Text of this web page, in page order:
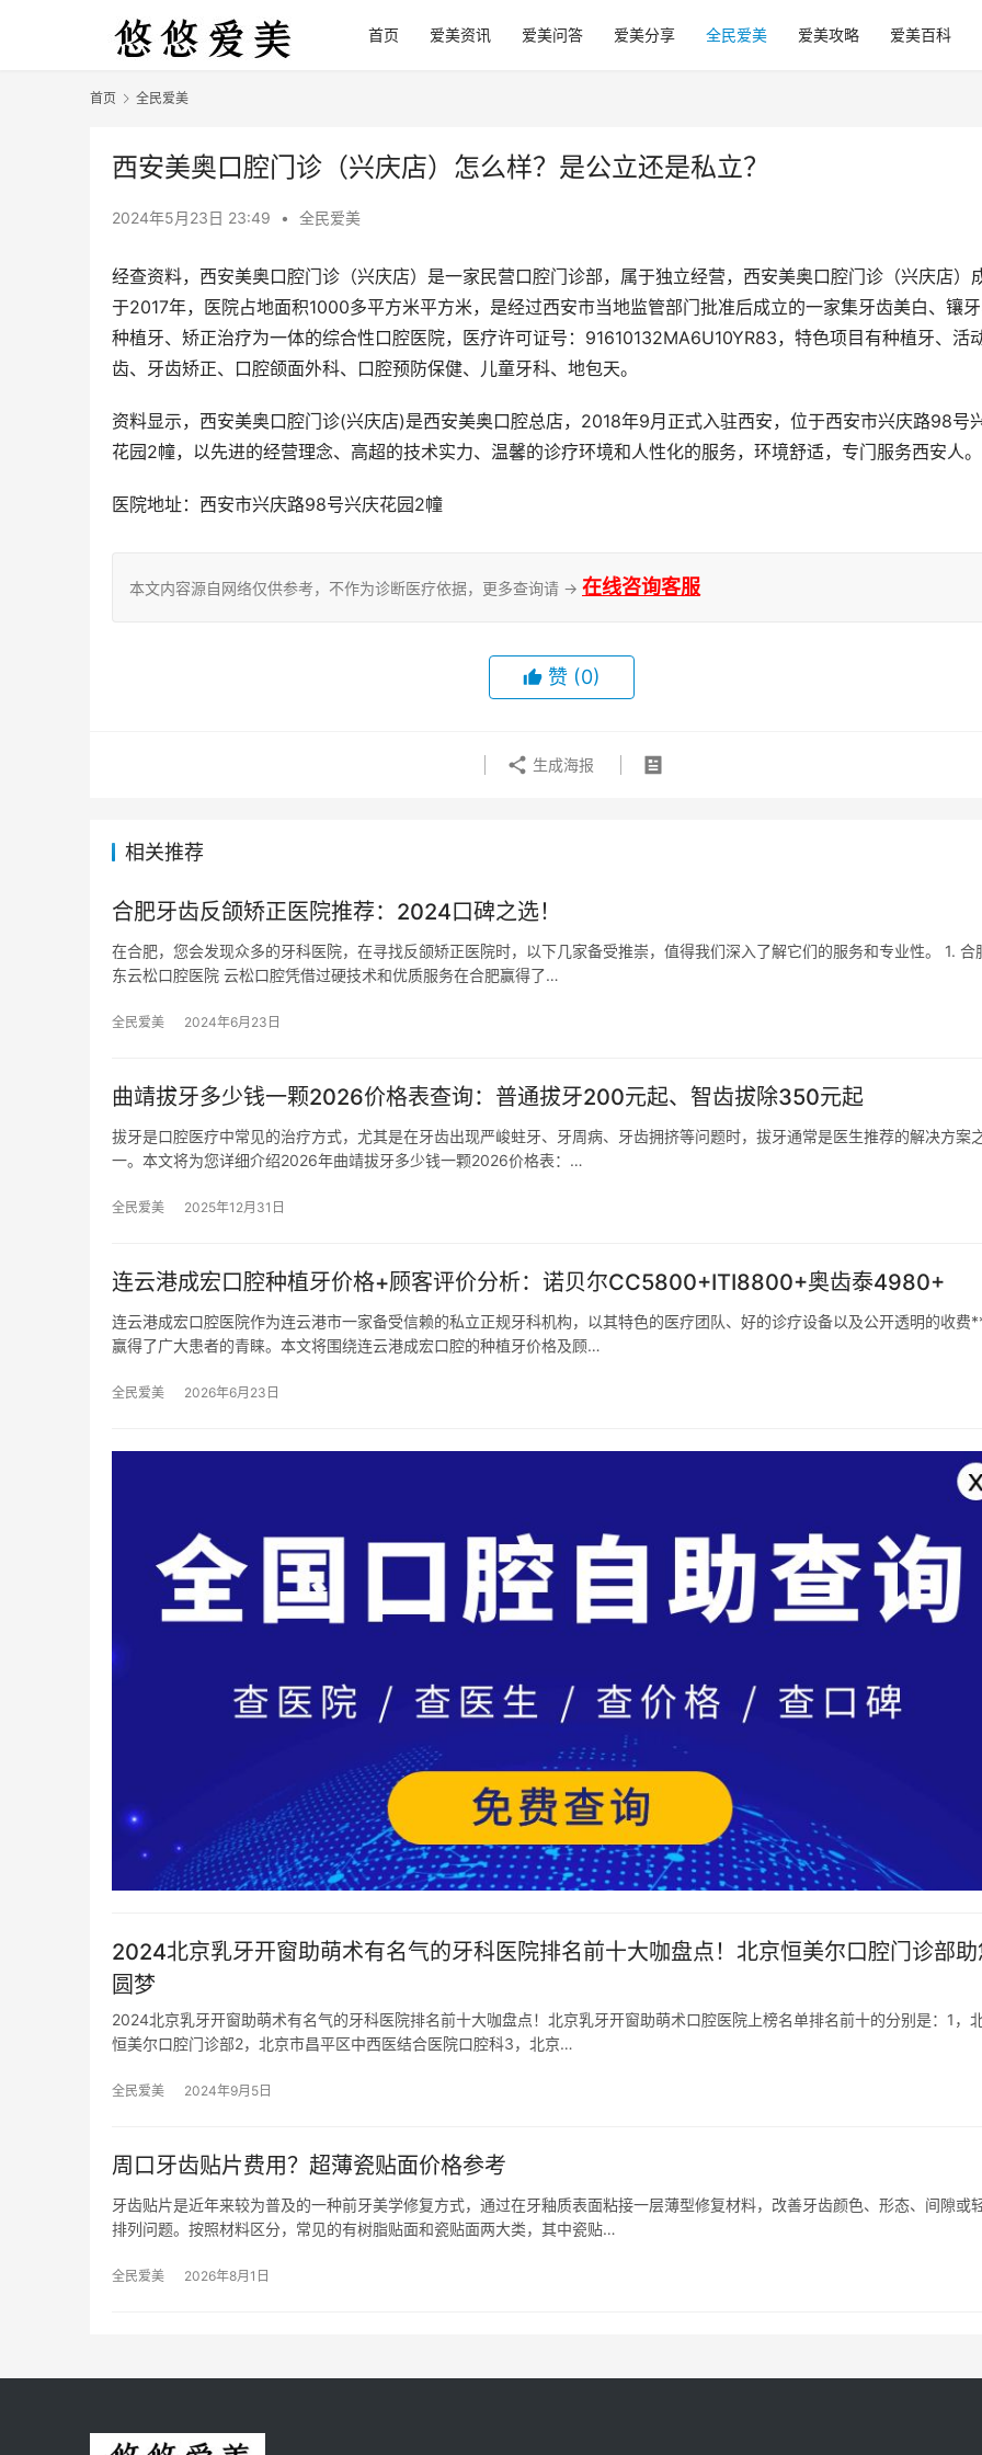
首页 爱美资讯 爱美问答 爱美分享 全民爱美 爱美攻略 爱美百科
首页 全民爱美
西安美奥口腔门诊（兴庆店）怎么样？是公立还是私立？
2024年5月23日 23:49 • 全民爱美
经查资料，西安美奥口腔门诊（兴庆店）是一家民营口腔门诊部，属于独立经营，西安美奥口腔门诊（兴庆店）
于2017年，医院占地面积1000多平方米平方米，是经过西安市当地监管部门批准后成立的一家集牙齿美白、镶
种植牙、矫正治疗为一体的综合性口腔医院，医疗许可证号：91610132MA6U10YR83，特色项目有种植牙、活
齿、牙齿矫正、口腔颌面外科、口腔预防保健、儿童牙科、地包天。
资料显示，西安美奥口腔门诊(兴庆店)是西安美奥口腔总店，2018年9月正式入驻西安，位于西安市兴庆路98号
花园2幢，以先进的经营理念、高超的技术实力、温馨的诊疗环境和人性化的服务，环境舒适，专门服务西安人。
医院地址：西安市兴庆路98号兴庆花园2幢
本文内容源自网络仅供参考，不作为诊断医疗依据，更多查询请 → 在线咨询客服
赞 (0)
生成海报
相关推荐
合肥牙齿反颌矫正医院推荐：2024口碑之选！
在合肥，您会发现众多的牙科医院，在寻找反颌矫正医院时，以下几家备受推崇，值得我们深入了解它们的服务和专业性。 1. 合
东云松口腔医院 云松口腔凭借过硬技术和优质服务在合肥赢得了…
全民爱美 2024年6月23日
曲靖拔牙多少钱一颗2026价格表查询：普通拔牙200元起、智齿拔除350元起
拔牙是口腔医疗中常见的治疗方式，尤其是在牙齿出现严峻蛀牙、牙周病、牙齿拥挤等问题时，拔牙通常是医生推荐的解决方案
一。本文将为您详细介绍2026年曲靖拔牙多少钱一颗2026价格表：…
全民爱美 2025年12月31日
连云港成宏口腔种植牙价格+顾客评价分析：诺贝尔CC5800+ITI8800+奥齿泰4980+
连云港成宏口腔医院作为连云港市一家备受信赖的私立正规牙科机构，以其特色的医疗团队、好的诊疗设备以及公开透明的收费
赢得了广大患者的青睐。本文将围绕连云港成宏口腔的种植牙价格及顾…
全民爱美 2026年6月23日
2024北京乳牙开窗助萌术有名气的牙科医院排名前十大咖盘点！北京恒美尔口腔门诊部
圆梦
2024北京乳牙开窗助萌术有名气的牙科医院排名前十大咖盘点！北京乳牙开窗助萌术口腔医院上榜名单排名前十的分别是：1，
恒美尔口腔门诊部2，北京市昌平区中西医结合医院口腔科3，北京…
全民爱美 2024年9月5日
周口牙齿贴片费用？超薄瓷贴面价格参考
牙齿贴片是近年来较为普及的一种前牙美学修复方式，通过在牙釉质表面粘接一层薄型修复材料，改善牙齿颜色、形态、间隙或
排列问题。按照材料区分，常见的有树脂贴面和瓷贴面两大类，其中瓷贴…
全民爱美 2026年8月1日